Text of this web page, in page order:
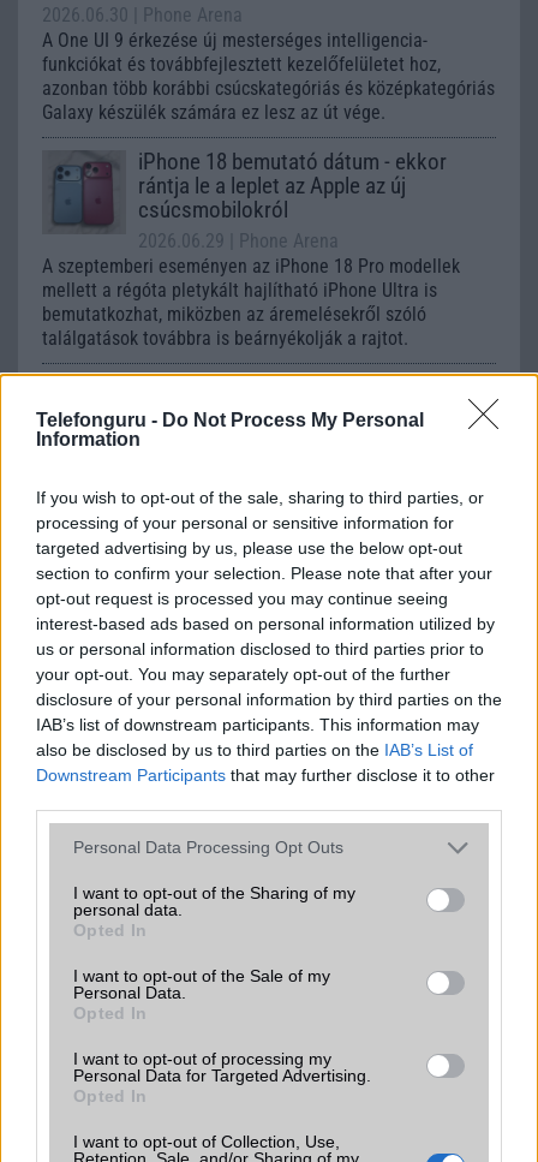
Telefonguru - Do Not Process My Personal
Information
If you wish to opt-out of the sale, sharing to third parties, or
processing of your personal or sensitive information for
targeted advertising by us, please use the below opt-out
section to confirm your selection. Please note that after your
opt-out request is processed you may continue seeing
interest-based ads based on personal information utilized by
us or personal information disclosed to third parties prior to
your opt-out. You may separately opt-out of the further
disclosure of your personal information by third parties on the
IAB’s list of downstream participants. This information may
also be disclosed by us to third parties on the IAB’s List of
Downstream Participants that may further disclose it to other
Please note that this website/app uses one or more Google
not limited to your visit or usage behaviour. You may click to
grant or deny consent to Google and its third-party tags to
use your data for below specified purposes in below Google
consent section.
Personal Data Processing Opt Outs
I want to opt-out of the Sharing of my
personal data.
Opted In
I want to opt-out of the Sale of my
Personal Data.
Opted In
I want to opt-out of processing my
Personal Data for Targeted Advertising.
Opted In
I want to opt-out of Collection, Use,
Retention, Sale, and/or Sharing of my
2026.06.30
| Phone Arena
A One UI 9 érkezése új mesterséges intelligencia-
funkciókat és továbbfejlesztett kezelőfelületet hoz,
azonban több korábbi csúcskategóriás és középkategóriás
Galaxy készülék számára ez lesz az út vége.
iPhone 18 bemutató dátum - ekkor
rántja le a leplet az Apple az új
csúcsmobilokról
2026.06.29
| Phone Arena
A szeptemberi eseményen az iPhone 18 Pro modellek
mellett a régóta pletykált hajlítható iPhone Ultra is
bemutatkozhat, miközben az áremelésekről szóló
találgatások továbbra is beárnyékolják a rajtot.
funkció, amely észrevétlenül könnyíti
meg a mindennapokat
Sok felhasználó külön alkalmazásokra esküszik, pedig az
Android már évek óta olyan intelligens funkciókat kínál,
amelyek maguktól dolgoznak a háttérben.
Ez a rejtett Samsung funkció teljesen
megváltoztatja a mobilhasználatot –
sokan mégsem tudnak róla
2026.07.12| Android Central
Az Edge Panel az egyik leghasznosabb funkció, amely
jelentősen felgyorsítja a mindennapi használatot,
miközben a Pixel telefonokból továbbra is hiányzik.
KAPCSOLÓDÓ HÍREK
Google Keep: jegyzetek a felhőben és mobilon
Apró, ám annál hasznosabb újítást kapott a Google Keep
Hamarosan lehúzhatjuk a Google Keep jegyzeteinket a
záróképernyőről
Screenshots!